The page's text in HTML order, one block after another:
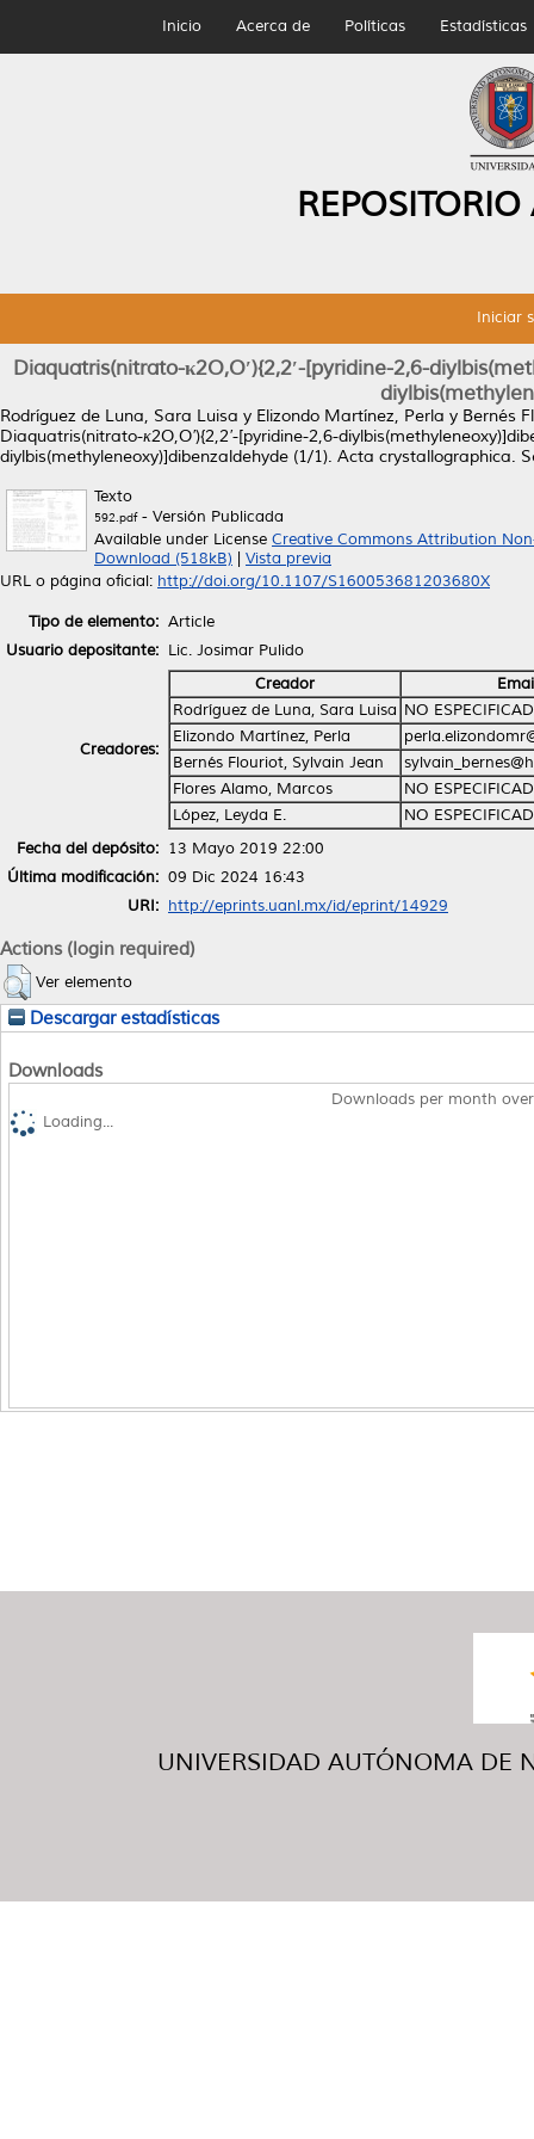
Inicio Acerca de Políticas Estadísticas
Iniciar
Diaquatris(nitrato-κ2O,O′){2,2′-[pyridine-2,6-
Rodríguez de Luna, Sara Luisa y Elizondo Martínez, Perla y Bernés
Diaquatris(nitrato-κ2O,O′){2,2′-[pyridine-2,6-
diylbis(methyleneoxy)]dibenzaldehyde (1/1). Acta crystallographica.
Texto
592.pdf- Versión Publicada
Available under License Creative Commons Attribution
Download (518kB)
Vista previa
URL o página oficial: http://doi.org/10.1107/S160053681203680X
Tipo de elemento: Article
Usuario depositante: Lic. Josimar Pulido
Creadores:
Creador
Rodríguez de Luna, Sara Luisa NO
Elizondo Martínez, Perla
Bernés Flouriot, Sylvain Jean
Flores Alamo, Marcos
NO
López, Leyda E.
NO
Fecha del depósito: 13 Mayo 2019 22:00
Última modificación: 09 Dic 2024 16:43
URI: http://eprints.uanl.mx/id/eprint/14929
Actions (login required)
Ver elemento
Descargar estadísticas
Downloads
Downloads per month
Loading...
UNIVERSIDAD AUTÓNOMA DE